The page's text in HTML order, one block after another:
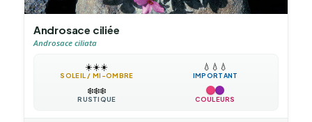
Androsace ciliée
Androsace ciliata
☀️☀️☀️
SOLEIL / MI-OMBRE
💧 💧 💧
IMPORTANT
❄️❄️❄️
RUSTIQUE COULEURS